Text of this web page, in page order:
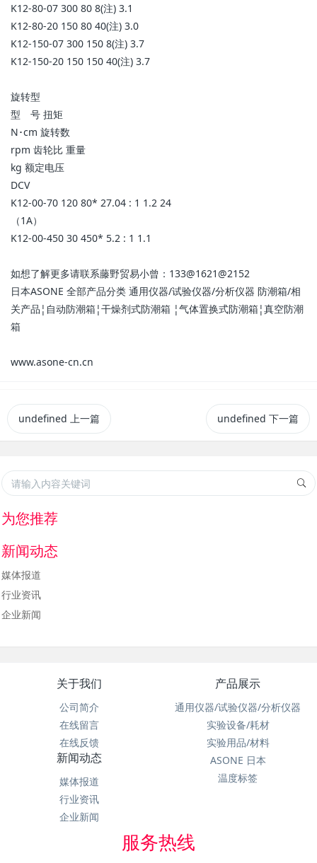
K12-80-07 300 80 8(注) 3.1
K12-80-20 150 80 40(注) 3.0
K12-150-07 300 150 8(注) 3.7
K12-150-20 150 150 40(注) 3.7
旋转型
型 号 扭矩
N･cm 旋转数
rpm 齿轮比 重量
kg 额定电压
DCV
K12-00-70 120 80* 27.04 : 1 1.2 24
（1A）
K12-00-450 30 450* 5.2 : 1 1.1
如想了解更多请联系藤野贸易小曾：133@1621@2152
日本ASONE 全部产品分类 通用仪器/试验仪器/分析仪器 防潮箱/相
关产品¦自动防潮箱¦干燥剂式防潮箱 ¦气体置换式防潮箱¦真空防潮
箱
www.asone-cn.cn
undefined 上一篇 undefined 下一篇
为您推荐
新闻动态
媒体报道
行业资讯
企业新闻
关于我们
公司简介
在线留言
在线反馈
产品展示
通用仪器/试验仪器/分析仪器
实验设备/耗材
实验用品/材料
ASONE 日本
温度标签
新闻动态
媒体报道
行业资讯
企业新闻
服务热线